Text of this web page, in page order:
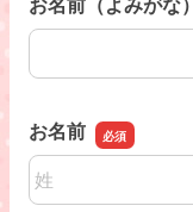
お名前（よみがな）
お名前
名前の姓